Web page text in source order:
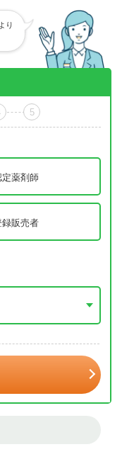
り
5
定薬剤師
録販売者